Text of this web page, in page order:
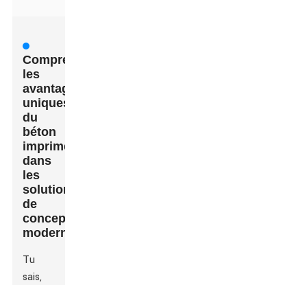
Comprendre
les
avantages
uniques
du
béton
imprimé
dans
les
solutions
de
conception
modernes
Tu
sais,